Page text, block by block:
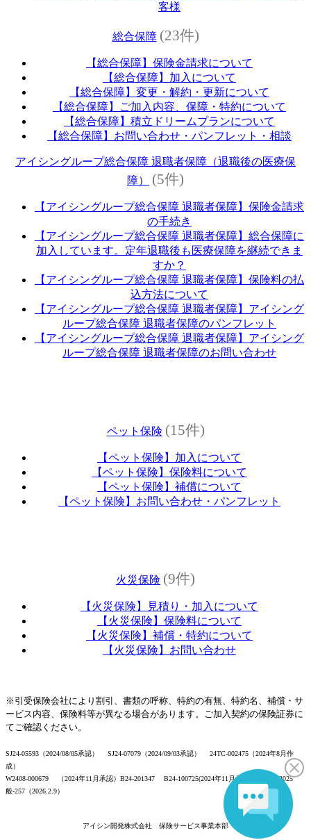
客様
総合保障 (23件)
【総合保障】保険金請求について
【総合保障】加入について
【総合保障】変更・解約・更新について
【総合保障】ご加入内容、保障・特約について
【総合保障】積立ドリームプランについて
【総合保障】お問い合わせ・パンフレット・相談
アイシングループ総合保障 退職者保障（退職後の医療保
障）
(5件)
【アイシングループ総合保障 退職者保障】保険金請求
の手続き
【アイシングループ総合保障 退職者保障】総合保障に
加入しています。定年退職後も医療保障を継続できま
すか？
【アイシングループ総合保障 退職者保障】保険料の払
込方法について
【アイシングループ総合保障 退職者保障】アイシング
ループ総合保障 退職者保障のパンフレット
【アイシングループ総合保障 退職者保障】アイシング
ループ総合保障 退職者保障のお問い合わせ
ペット保険 (15件)
【ペット保険】加入について
【ペット保険】保険料について
【ペット保険】補償について
【ペット保険】お問い合わせ・パンフレット
火災保険 (9件)
【火災保険】見積り・加入について
【火災保険】保険料について
【火災保険】補償・特約について
【火災保険】お問い合わせ
※引受保険会社により割引、書類の呼称、特約の有無、特約名、補償・サ
ービス内容、保険料等が異なる場合があります。ご加入契約の保険証券に
てご確認ください。
SJ24-05593（2024/08/05承認） SJ24-07079（2024/09/03承認） 24TC-002475（2024年8月作
成）
W2408-000679 （2024年11月承認）B24-201347 B24-100725(2024年11月承認） 日本2025
般-257（2026.2.9）
アイシン開発株式会社 保険サービス事業本部